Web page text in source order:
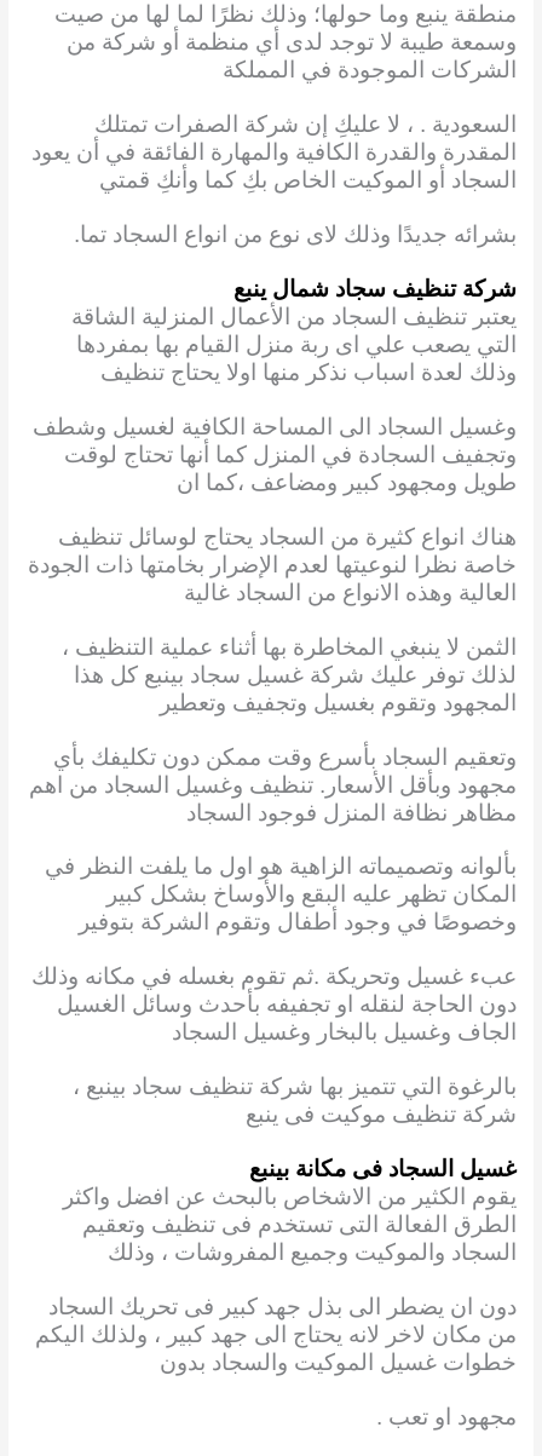
منطقة ينبع وما حولها؛ وذلك نظرًا لما لها من صيت
وسمعة طيبة لا توجد لدى أي منظمة أو شركة من
الشركات الموجودة في المملكة
السعودية . ، لا عليكِ إن شركة الصفرات تمتلك
المقدرة والقدرة الكافية والمهارة الفائقة في أن يعود
السجاد أو الموكيت الخاص بكِ كما وأنكِ قمتي
بشرائه جديدًا وذلك لاى نوع من انواع السجاد تما.
شركة تنظيف سجاد شمال ينبع
يعتبر تنظيف السجاد من الأعمال المنزلية الشاقة
التي يصعب علي اى ربة منزل القيام بها بمفردها
وذلك لعدة اسباب نذكر منها اولا يحتاج تنظيف
وغسيل السجاد الى المساحة الكافية لغسيل وشطف
وتجفيف السجادة في المنزل كما أنها تحتاج لوقت
طويل ومجهود كبير ومضاعف ،كما ان
هناك انواع كثيرة من السجاد يحتاج لوسائل تنظيف
خاصة نظرا لنوعيتها لعدم الإضرار بخامتها ذات الجودة
العالية وهذه الانواع من السجاد غالية
الثمن لا ينبغي المخاطرة بها أثناء عملية التنظيف ،
لذلك توفر عليك شركة غسيل سجاد بينبع كل هذا
المجهود وتقوم بغسيل وتجفيف وتعطير
وتعقيم السجاد بأسرع وقت ممكن دون تكليفك بأي
مجهود وبأقل الأسعار. تنظيف وغسيل السجاد من اهم
مظاهر نظافة المنزل فوجود السجاد
بألوانه وتصميماته الزاهية هو اول ما يلفت النظر في
المكان تظهر عليه البقع والأوساخ بشكل كبير
وخصوصًا في وجود أطفال وتقوم الشركة بتوفير
عبء غسيل وتحريكة .ثم تقوم بغسله في مكانه وذلك
دون الحاجة لنقله او تجفيفه بأحدث وسائل الغسيل
الجاف وغسيل بالبخار وغسيل السجاد
بالرغوة التي تتميز بها شركة تنظيف سجاد بينبع ،
شركة تنظيف موكيت فى ينبع
غسيل السجاد فى مكانة بينبع
يقوم الكثير من الاشخاص بالبحث عن افضل واكثر
الطرق الفعالة التى تستخدم فى تنظيف وتعقيم
السجاد والموكيت وجميع المفروشات ، وذلك
دون ان يضطر الى بذل جهد كبير فى تحريك السجاد
من مكان لاخر لانه يحتاج الى جهد كبير ، ولذلك اليكم
خطوات غسيل الموكيت والسجاد بدون
مجهود او تعب .